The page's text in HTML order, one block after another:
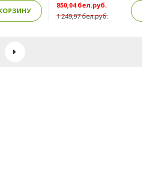
1 249,97 бел.руб.
850,04 бел.руб.